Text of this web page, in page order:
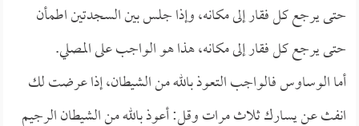
حتى يرجع كل فقار إلى مكانه، وإذا جلس بين السجدتين اطمأن
حتى يرجع كل فقار إلى مكانه، هذا هو الواجب على المصلي.
أما الوساوس فالواجب التعوذ بالله من الشيطان، إذا عرضت لك
انفث عن يسارك ثلاث مرات وقل: أعوذ بالله من الشيطان الرجيم